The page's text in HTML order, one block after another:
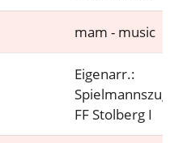
mam - music
Eigenarr.:
Spielmannszug
FF Stolberg I